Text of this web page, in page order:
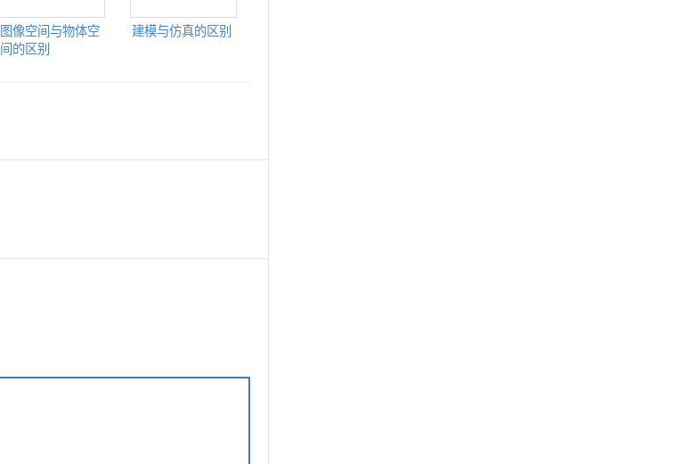
图像空间与物体空
间的区别
建模与仿真的区别